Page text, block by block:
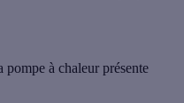
pompe à chaleur présente